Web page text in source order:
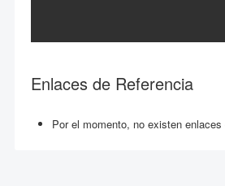
Enlaces de Referencia
Por el momento, no existen